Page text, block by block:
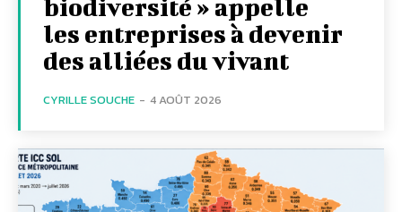
biodiversité » appelle
les entreprises à devenir
des alliées du vivant
CYRILLE SOUCHE - 4 AOÛT 2026